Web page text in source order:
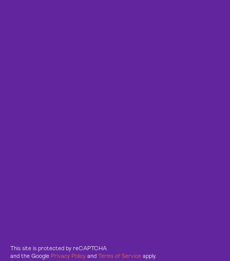
This site is protected by reCAPTCHA
and the Google Privacy Policy and Terms of Service apply.